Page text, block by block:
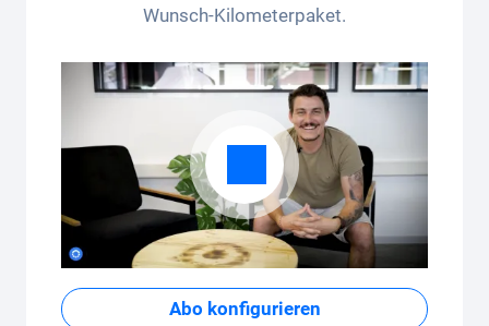
Wunsch-Kilometerpaket.
Abo konfigurieren